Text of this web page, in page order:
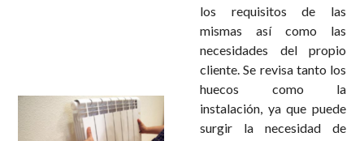
los requisitos de las
mismas así como las
necesidades del propio
cliente. Se revisa tanto los
huecos como la
instalación, ya que puede
surgir la necesidad de